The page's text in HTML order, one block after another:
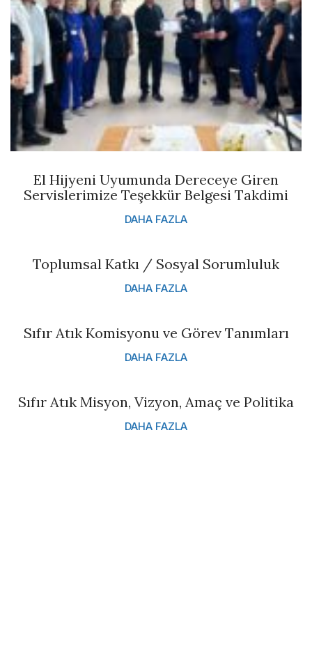
El Hijyeni Uyumunda Dereceye Giren
Servislerimize Teşekkür Belgesi Takdimi
DAHA FAZLA
Toplumsal Katkı / Sosyal Sorumluluk
DAHA FAZLA
Sıfır Atık Komisyonu ve Görev Tanımları
DAHA FAZLA
Sıfır Atık Misyon, Vizyon, Amaç ve Politika
DAHA FAZLA